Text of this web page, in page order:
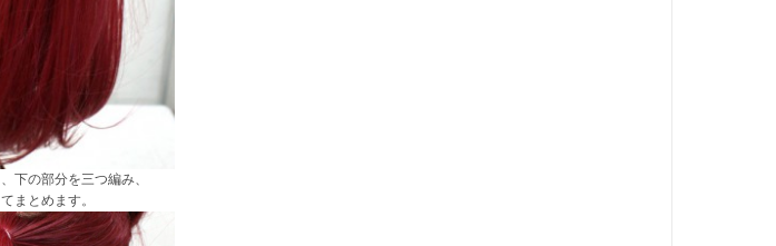
下の部分を三つ編み、
まとめます。